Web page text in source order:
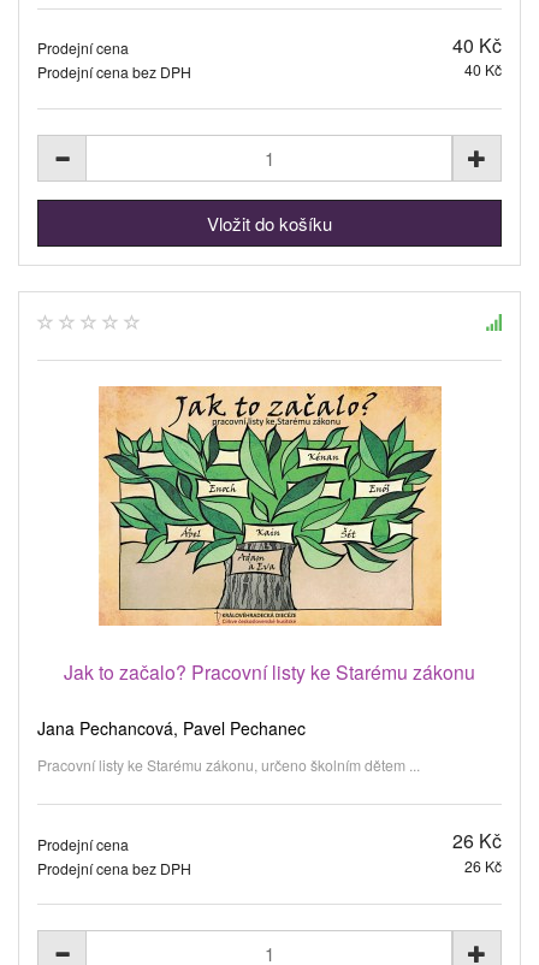
Prodejní cena 40 Kč
Prodejní cena bez DPH 40 Kč
Jak to začalo? Pracovní listy ke Starému zákonu
Jana Pechancová, Pavel Pechanec
Pracovní listy ke Starému zákonu, určeno školním dětem ...
Prodejní cena 26 Kč
Prodejní cena bez DPH 26 Kč